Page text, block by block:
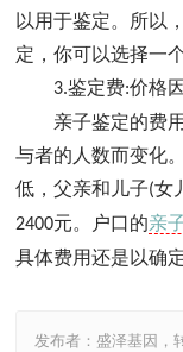
以用于鉴定。所以
定，你可以选择一
3.鉴定费:价格
亲子鉴定的费
与者的人数而变化
低，父亲和儿子(女
2400元。户口的亲
具体费用还是以确
发布者：盛泽基因，